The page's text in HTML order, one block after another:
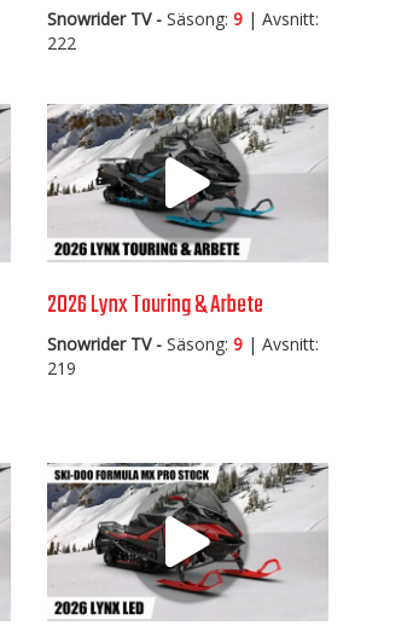
Snowrider TV -Säsong: 9| Avsnitt:
222
2026 Lynx Touring & Arbete
Snowrider TV -Säsong: 9| Avsnitt:
219